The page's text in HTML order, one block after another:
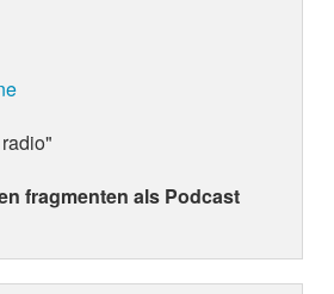
fragmenten als Podcast